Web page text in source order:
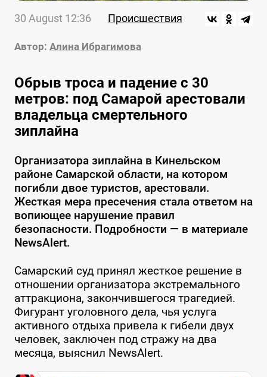
30 August 12:36 Происшествия
Автор: Алина Ибрагимова
Обрыв троса и падение с 30
метров: под Самарой арестовали
владельца смертельного
зиплайна
Организатора зиплайна в Кинельском
районе Самарской области, на котором
погибли двое туристов, арестовали.
Жесткая мера пресечения стала ответом на
вопиющее нарушение правил
безопасности. Подробности — в материале
NewsAlert.
Самарский суд принял жесткое решение в
отношении организатора экстремального
аттракциона, закончившегося трагедией.
Фигурант уголовного дела, чья услуга
активного отдыха привела к гибели двух
человек, заключен под стражу на два
месяца, выяснил NewsAlert.